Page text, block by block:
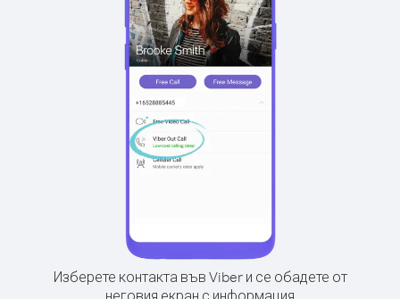
Изберете контакта във Viber и се обадете от
неговия екран с информация